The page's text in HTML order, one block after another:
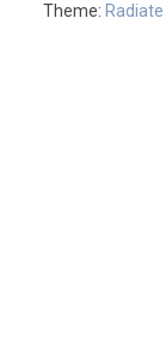
Theme: Radiate